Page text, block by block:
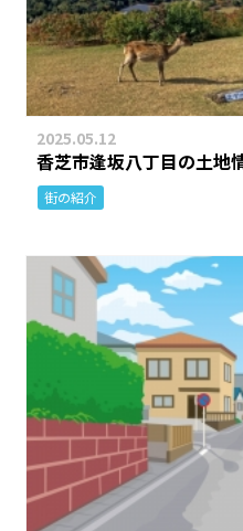
2025.05.12
香芝市逢坂八丁目の土地
街の紹介